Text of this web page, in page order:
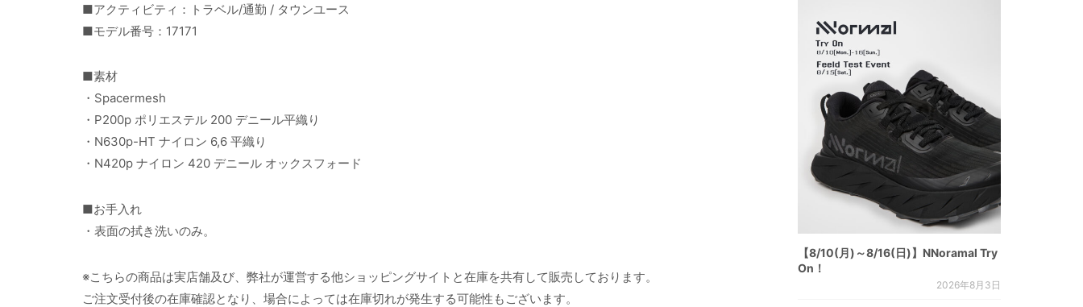
■アクティビティ：トラベル/通勤 / タウンユース
■モデル番号：17171
■素材
・Spacermesh
・P200p ポリエステル 200 デニール平織り
・N630p-HT ナイロン 6,6 平織り
・N420p ナイロン 420 デニール オックスフォード
■お手入れ
・表面の拭き洗いのみ。
※こちらの商品は実店舗及び、弊社が運営する他ショッピングサイトと在庫を共有して販売しております。
ご注文受付後の在庫確認となり、場合によっては在庫切れが発生する可能性もございます。
【8/10(月)～8/16(日)】NNoramal Try
On！
2026年8月3日